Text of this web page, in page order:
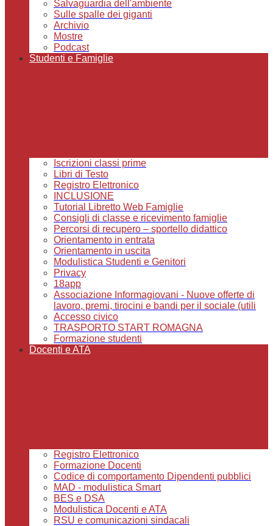
Salvaguardia dell'ambiente
Sulle spalle dei giganti
Archivio
Mostre
Podcast
Studenti e Famiglie
Iscrizioni classi prime
Libri di Testo
Registro Elettronico
INCLUSIONE
Tutorial Libretto Web Famiglie
Consigli di classe e ricevimento famiglie
Percorsi di recupero – sportello didattico
Orientamento in entrata
Orientamento in uscita
Modulistica Studenti e Genitori
Privacy
18app
Associazione Informagiovani - Nuove offerte di
lavoro, premi, tirocini e bandi per il sociale (utili
Accesso civico
TRASPORTO START ROMAGNA
Formazione studenti
Docenti e ATA
Registro Elettronico
Formazione Docenti
Codice di comportamento Dipendenti pubblici
MAD - modulistica Smart
BES e DSA
Modulistica Docenti e ATA
RSU e comunicazioni sindacali